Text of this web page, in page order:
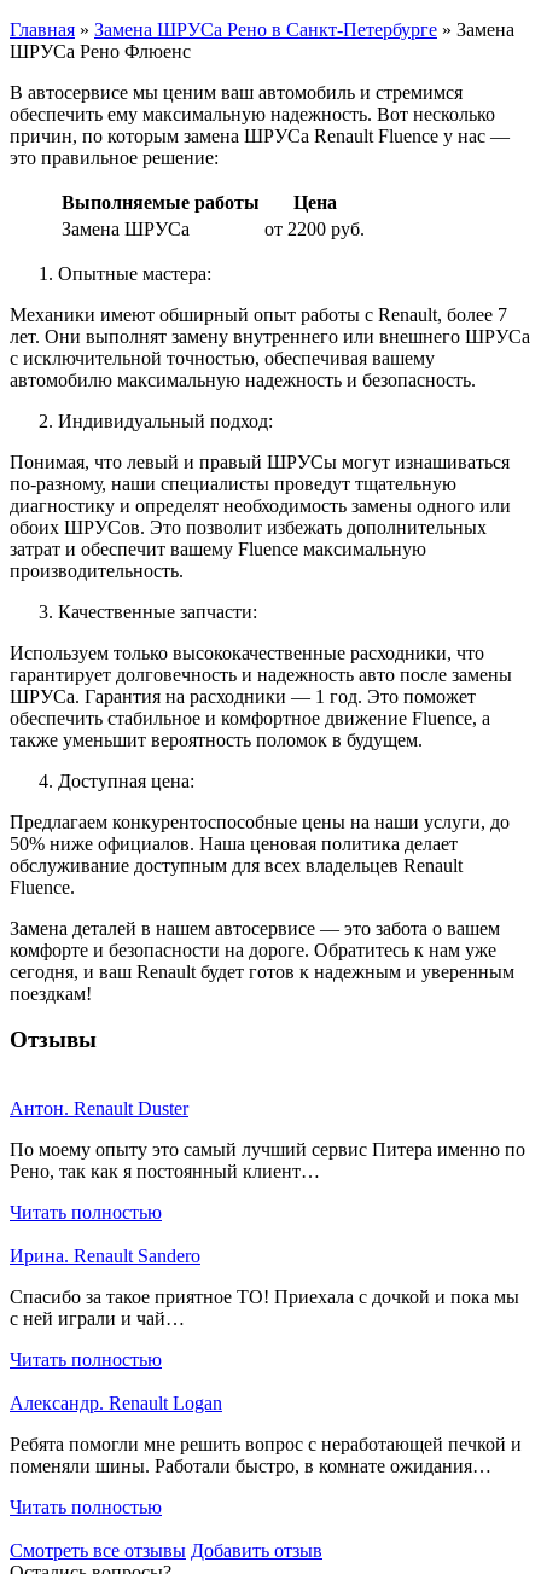
Главная » Замена ШРУСа Рено в Санкт-Петербурге » Замена
ШРУСа Рено Флюенс
В автосервисе мы ценим ваш автомобиль и стремимся
обеспечить ему максимальную надежность. Вот несколько
причин, по которым замена ШРУСа Renault Fluence у нас —
это правильное решение:
Выполняемые работы
Цена
Замена ШРУСа
от 2200 руб.
Опытные мастера:
Механики имеют обширный опыт работы с Renault, более 7
лет. Они выполнят замену внутреннего или внешнего ШРУСа
с исключительной точностью, обеспечивая вашему
автомобилю максимальную надежность и безопасность.
Индивидуальный подход:
Понимая, что левый и правый ШРУСы могут изнашиваться
по-разному, наши специалисты проведут тщательную
диагностику и определят необходимость замены одного или
обоих ШРУСов. Это позволит избежать дополнительных
затрат и обеспечит вашему Fluence максимальную
производительность.
Качественные запчасти:
Используем только высококачественные расходники, что
гарантирует долговечность и надежность авто после замены
ШРУСа. Гарантия на расходники — 1 год. Это поможет
обеспечить стабильное и комфортное движение Fluence, а
также уменьшит вероятность поломок в будущем.
Доступная цена:
Предлагаем конкурентоспособные цены на наши услуги, до
50% ниже официалов. Наша ценовая политика делает
обслуживание доступным для всех владельцев Renault
Fluence.
Замена деталей в нашем автосервисе — это забота о вашем
комфорте и безопасности на дороге. Обратитесь к нам уже
сегодня, и ваш Renault будет готов к надежным и уверенным
поездкам!
Отзывы
Антон. Renault Duster
По моему опыту это самый лучший сервис Питера именно по
Рено, так как я постоянный клиент…
Читать полностью
Ирина. Renault Sandero
Спасибо за такое приятное ТО! Приехала с дочкой и пока мы
с ней играли и чай…
Читать полностью
Александр. Renault Logan
Ребята помогли мне решить вопрос с неработающей печкой и
поменяли шины. Работали быстро, в комнате ожидания…
Читать полностью
Смотреть все отзывы Добавить отзыв